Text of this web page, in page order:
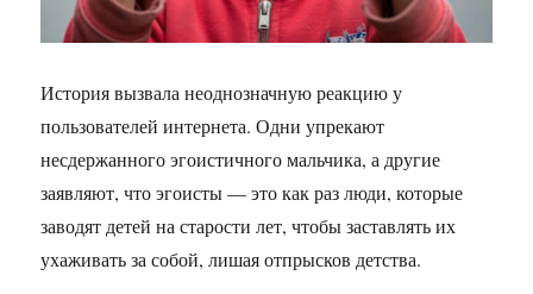
История вызвала неоднозначную реакцию у
пользователей интернета. Одни упрекают
несдержанного эгоистичного мальчика, а другие
заявляют, что эгоисты — это как раз люди, которые
заводят детей на старости лет, чтобы заставлять их
ухаживать за собой, лишая отпрысков детства.